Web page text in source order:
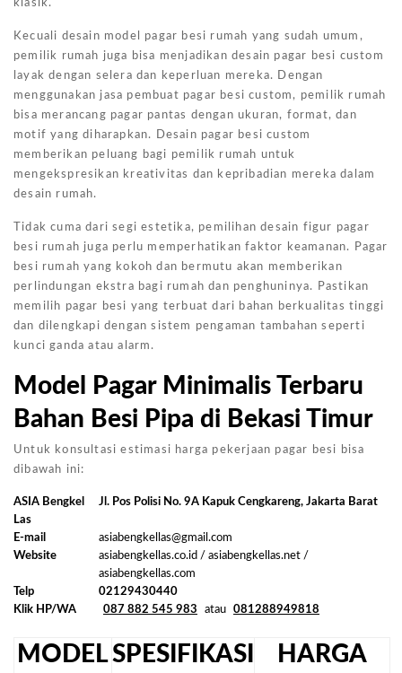
klasik.
Kecuali desain model pagar besi rumah yang sudah umum,
pemilik rumah juga bisa menjadikan desain pagar besi custom
layak dengan selera dan keperluan mereka. Dengan
menggunakan jasa pembuat pagar besi custom, pemilik rumah
bisa merancang pagar pantas dengan ukuran, format, dan
motif yang diharapkan. Desain pagar besi custom
memberikan peluang bagi pemilik rumah untuk
mengekspresikan kreativitas dan kepribadian mereka dalam
desain rumah.
Tidak cuma dari segi estetika, pemilihan desain figur pagar
besi rumah juga perlu memperhatikan faktor keamanan. Pagar
besi rumah yang kokoh dan bermutu akan memberikan
perlindungan ekstra bagi rumah dan penghuninya. Pastikan
memilih pagar besi yang terbuat dari bahan berkualitas tinggi
dan dilengkapi dengan sistem pengaman tambahan seperti
kunci ganda atau alarm.
Model Pagar Minimalis Terbaru
Bahan Besi Pipa di Bekasi Timur
Untuk konsultasi estimasi harga pekerjaan pagar besi bisa
dibawah ini:
ASIA Bengkel
Las
Jl. Pos Polisi No. 9A Kapuk Cengkareng, Jakarta Barat
E-mail
asiabengkellas@gmail.com
Website
asiabengkellas.co.id / asiabengkellas.net /
asiabengkellas.com
Telp
02129430440
Klik HP/WA
087 882 545 983 atau 081288949818
MODELSPESIFIKASI
HARGA